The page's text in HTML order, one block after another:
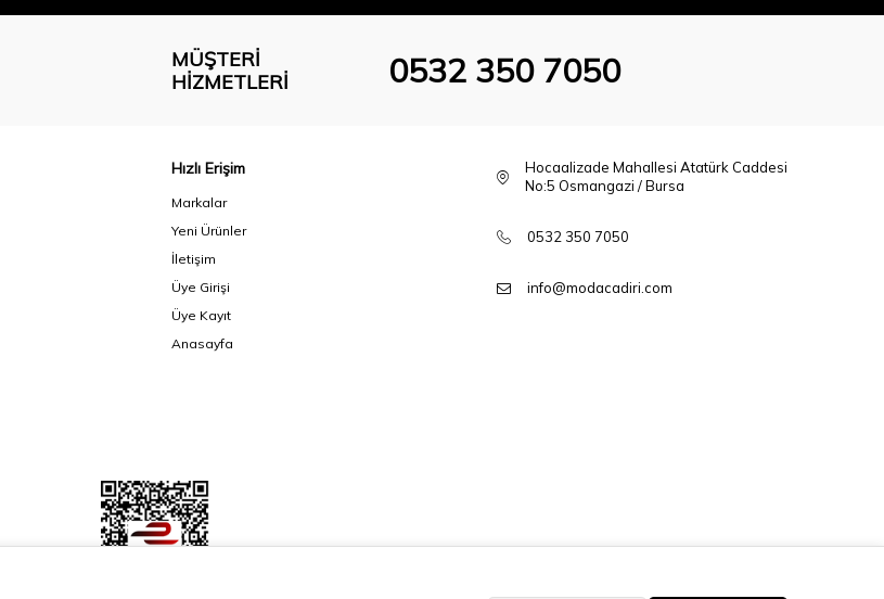
MÜŞTERI
HIZMETLERI
0532 350 7050
Hızlı Erişim
Markalar
Yeni Ürünler
İletişim
Üye Girişi
Üye Kayıt
Anasayfa
Hocaalizade Mahallesi Atatürk Caddesi
No:5 Osmangazi / Bursa
0532 350 7050
info@modacadiri.com